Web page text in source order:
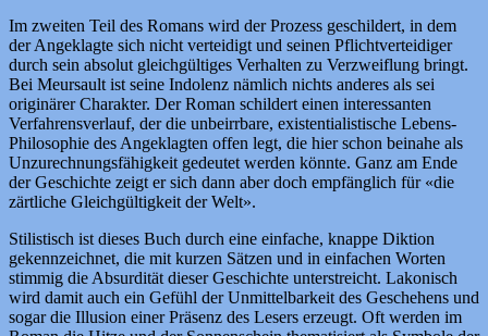
Im zweiten Teil des Romans wird der Prozess geschildert, in dem
der Angeklagte sich nicht verteidigt und seinen Pflichtverteidiger
durch sein absolut gleichgültiges Verhalten zu Verzweiflung bringt.
Bei Meursault ist seine Indolenz nämlich nichts anderes als sei
originärer Charakter. Der Roman schildert einen interessanten
Verfahrensverlauf, der die unbeirrbare, existentialistische Lebens-
Philosophie des Angeklagten offen legt, die hier schon beinahe als
Unzurechnungsfähigkeit gedeutet werden könnte. Ganz am Ende
der Geschichte zeigt er sich dann aber doch empfänglich für «die
zärtliche Gleichgültigkeit der Welt».
Stilistisch ist dieses Buch durch eine einfache, knappe Diktion
gekennzeichnet, die mit kurzen Sätzen und in einfachen Worten
stimmig die Absurdität dieser Geschichte unterstreicht. Lakonisch
wird damit auch ein Gefühl der Unmittelbarkeit des Geschehens und
sogar die Illusion einer Präsenz des Lesers erzeugt. Oft werden im